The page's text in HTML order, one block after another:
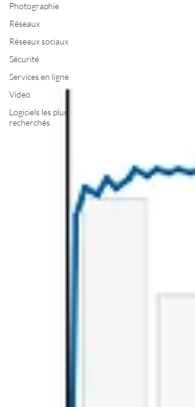
Photographie
Réseaux
Réseaux sociaux
Sécurité
Services en ligne
Video
Logiciels les plus
recherchés